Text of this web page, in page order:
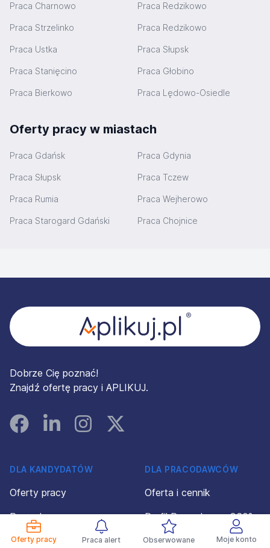
Oferty pracy Praca alert Obserwowane Moje konto
Praca Charnowo Praca Redzikowo
Praca Strzelinko Praca Redzikowo
Praca Ustka Praca Słupsk
Praca Stanięcino Praca Głobino
Praca Bierkowo Praca Lędowo-Osiedle
Oferty pracy w miastach
Praca Gdańsk Praca Gdynia
Praca Słupsk Praca Tczew
Praca Rumia Praca Wejherowo
Praca Starogard Gdański Praca Chojnice
Dobrze Cię poznać!
Znajdź ofertę pracy i APLIKUJ.
FacebookLinked InInstagramInstagram
DLA KANDYDATÓW
Oferty pracy
Pracodawcy
Porady
DLA PRACODAWCÓW
Oferta i cennik
Profil Pracodawcy 360°
Konto pracodawcy